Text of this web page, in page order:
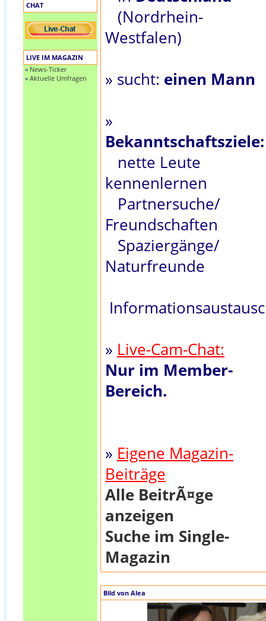
CHAT
LIVE IM MAGAZIN
» News-Ticker
» Aktuelle Umfragen
(Nordrhein-
Westfalen)
» sucht: einen Mann
»
Bekanntschaftsziele:
nette Leute
kennenlernen
Partnersuche/
Freundschaften
Spaziergänge/
Naturfreunde
» Live-Cam-Chat:
Nur im Member-
Bereich.
» Eigene Magazin-
Beiträge
Alle BeitrÃ¤ge
anzeigen
Suche im Single-
Magazin
Bild von Alea